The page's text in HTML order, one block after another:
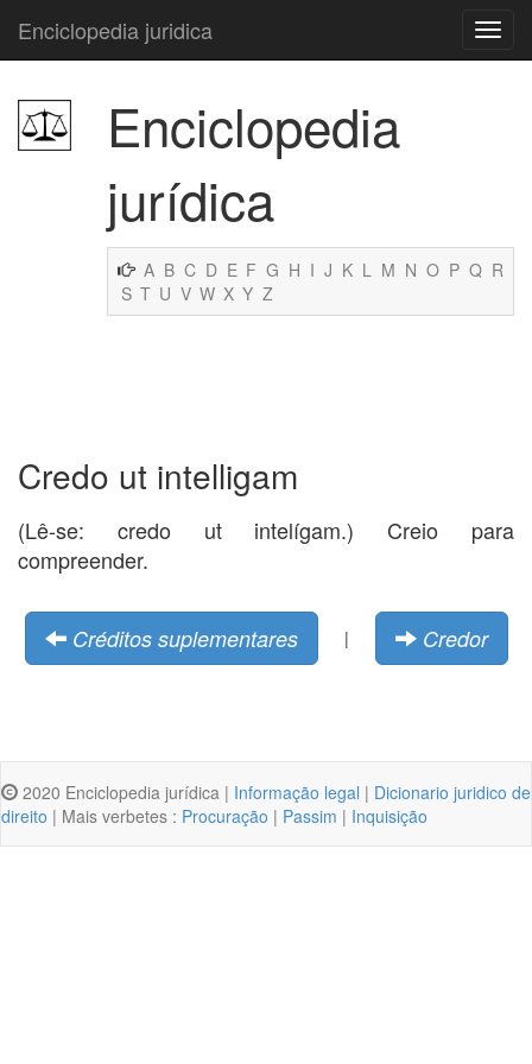
Enciclopedia juridica
Enciclopedia
jurídica
A B C D E F G H I J K L M N O P Q R
S T U V W X Y Z
Credo ut intelligam
(Lê-se: credo ut intelígam.) Creio para
compreender.
Créditos suplementares | Credor
2020 Enciclopedia jurídica | Informação legal | Dicionario juridico de
direito | Mais verbetes : Procuração | Passim | Inquisição